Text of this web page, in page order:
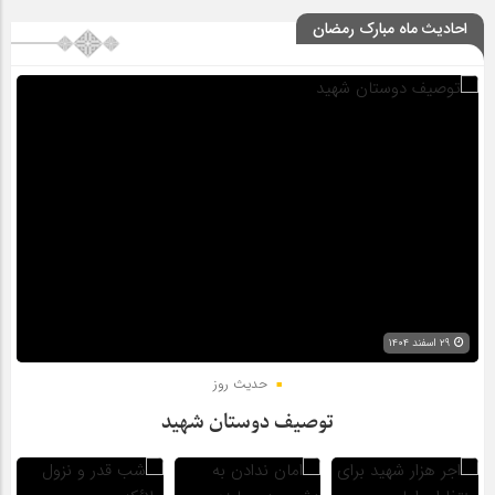
احادیث ماه مبارک رمضان
حدیث روز
توصیف دوستان شهید